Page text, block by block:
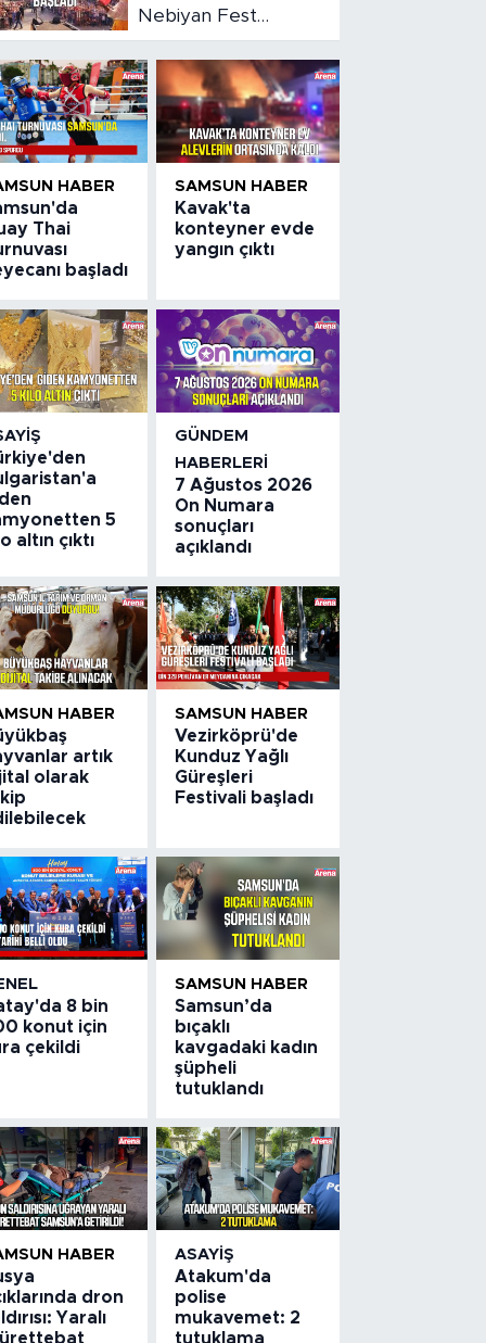
Nebiyan Fest
Başladı
HABER
Thai
başladı
SAMSUN HABER
Kavak'ta
konteyner evde
yangın çıktı
5
altın çıktı
GÜNDEM
HABERLERI
7 Ağustos 2026
On Numara
sonuçları
açıklandı
HABER
artık
olarak
SAMSUN HABER
Vezirköprü'de
Kunduz Yağlı
Güreşleri
Festivali başladı
8 bin
konut için
çekildi
SAMSUN HABER
Samsun’da
bıçaklı
kavgadaki kadın
şüpheli
tutuklandı
HABER
dron
Yaralı
ASAYIŞ
Atakum'da
polise
mukavemet: 2
tutuklama